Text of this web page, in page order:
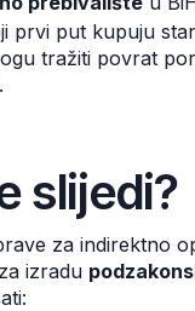
prvi put kupuju
tražiti povrat
slijedi?
za indirektno
izradu